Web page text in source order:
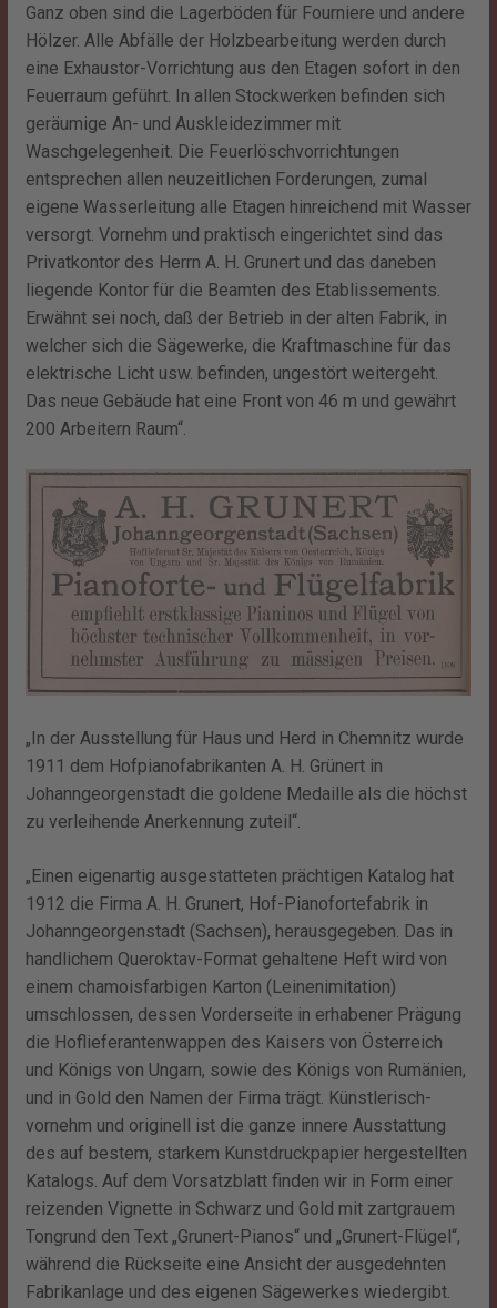
Ganz oben sind die Lagerböden für Fourniere und andere
Hölzer. Alle Abfälle der Holzbearbeitung werden durch
eine Exhaustor-Vorrichtung aus den Etagen sofort in den
Feuerraum geführt. In allen Stockwerken befinden sich
geräumige An- und Auskleidezimmer mit
Waschgelegenheit. Die Feuerlöschvorrichtungen
entsprechen allen neuzeitlichen Forderungen, zumal
eigene Wasserleitung alle Etagen hinreichend mit Wasser
versorgt. Vornehm und praktisch eingerichtet sind das
Privatkontor des Herrn A. H. Grunert und das daneben
liegende Kontor für die Beamten des Etablissements.
Erwähnt sei noch, daß der Betrieb in der alten Fabrik, in
welcher sich die Sägewerke, die Kraftmaschine für das
elektrische Licht usw. befinden, ungestört weitergeht.
Das neue Gebäude hat eine Front von 46 m und gewährt
200 Arbeitern Raum“.
„In der Ausstellung für Haus und Herd in Chemnitz wurde
1911 dem Hofpianofabrikanten A. H. Grünert in
Johanngeorgenstadt die goldene Medaille als die höchst
zu verleihende Anerkennung zuteil“.
„Einen eigenartig ausgestatteten prächtigen Katalog hat
1912 die Firma A. H. Grunert, Hof-Pianofortefabrik in
Johanngeorgenstadt (Sachsen), herausgegeben. Das in
handlichem Queroktav-Format gehaltene Heft wird von
einem chamoisfarbigen Karton (Leinenimitation)
umschlossen, dessen Vorderseite in erhabener Prägung
die Hoflieferantenwappen des Kaisers von Österreich
und Königs von Ungarn, sowie des Königs von Rumänien,
und in Gold den Namen der Firma trägt. Künstlerisch-
vornehm und originell ist die ganze innere Ausstattung
des auf bestem, starkem Kunstdruckpapier hergestellten
Katalogs. Auf dem Vorsatzblatt finden wir in Form einer
reizenden Vignette in Schwarz und Gold mit zartgrauem
Tongrund den Text „Grunert-Pianos“ und „Grunert-Flügel“,
während die Rückseite eine Ansicht der ausgedehnten
Fabrikanlage und des eigenen Sägewerkes wiedergibt.